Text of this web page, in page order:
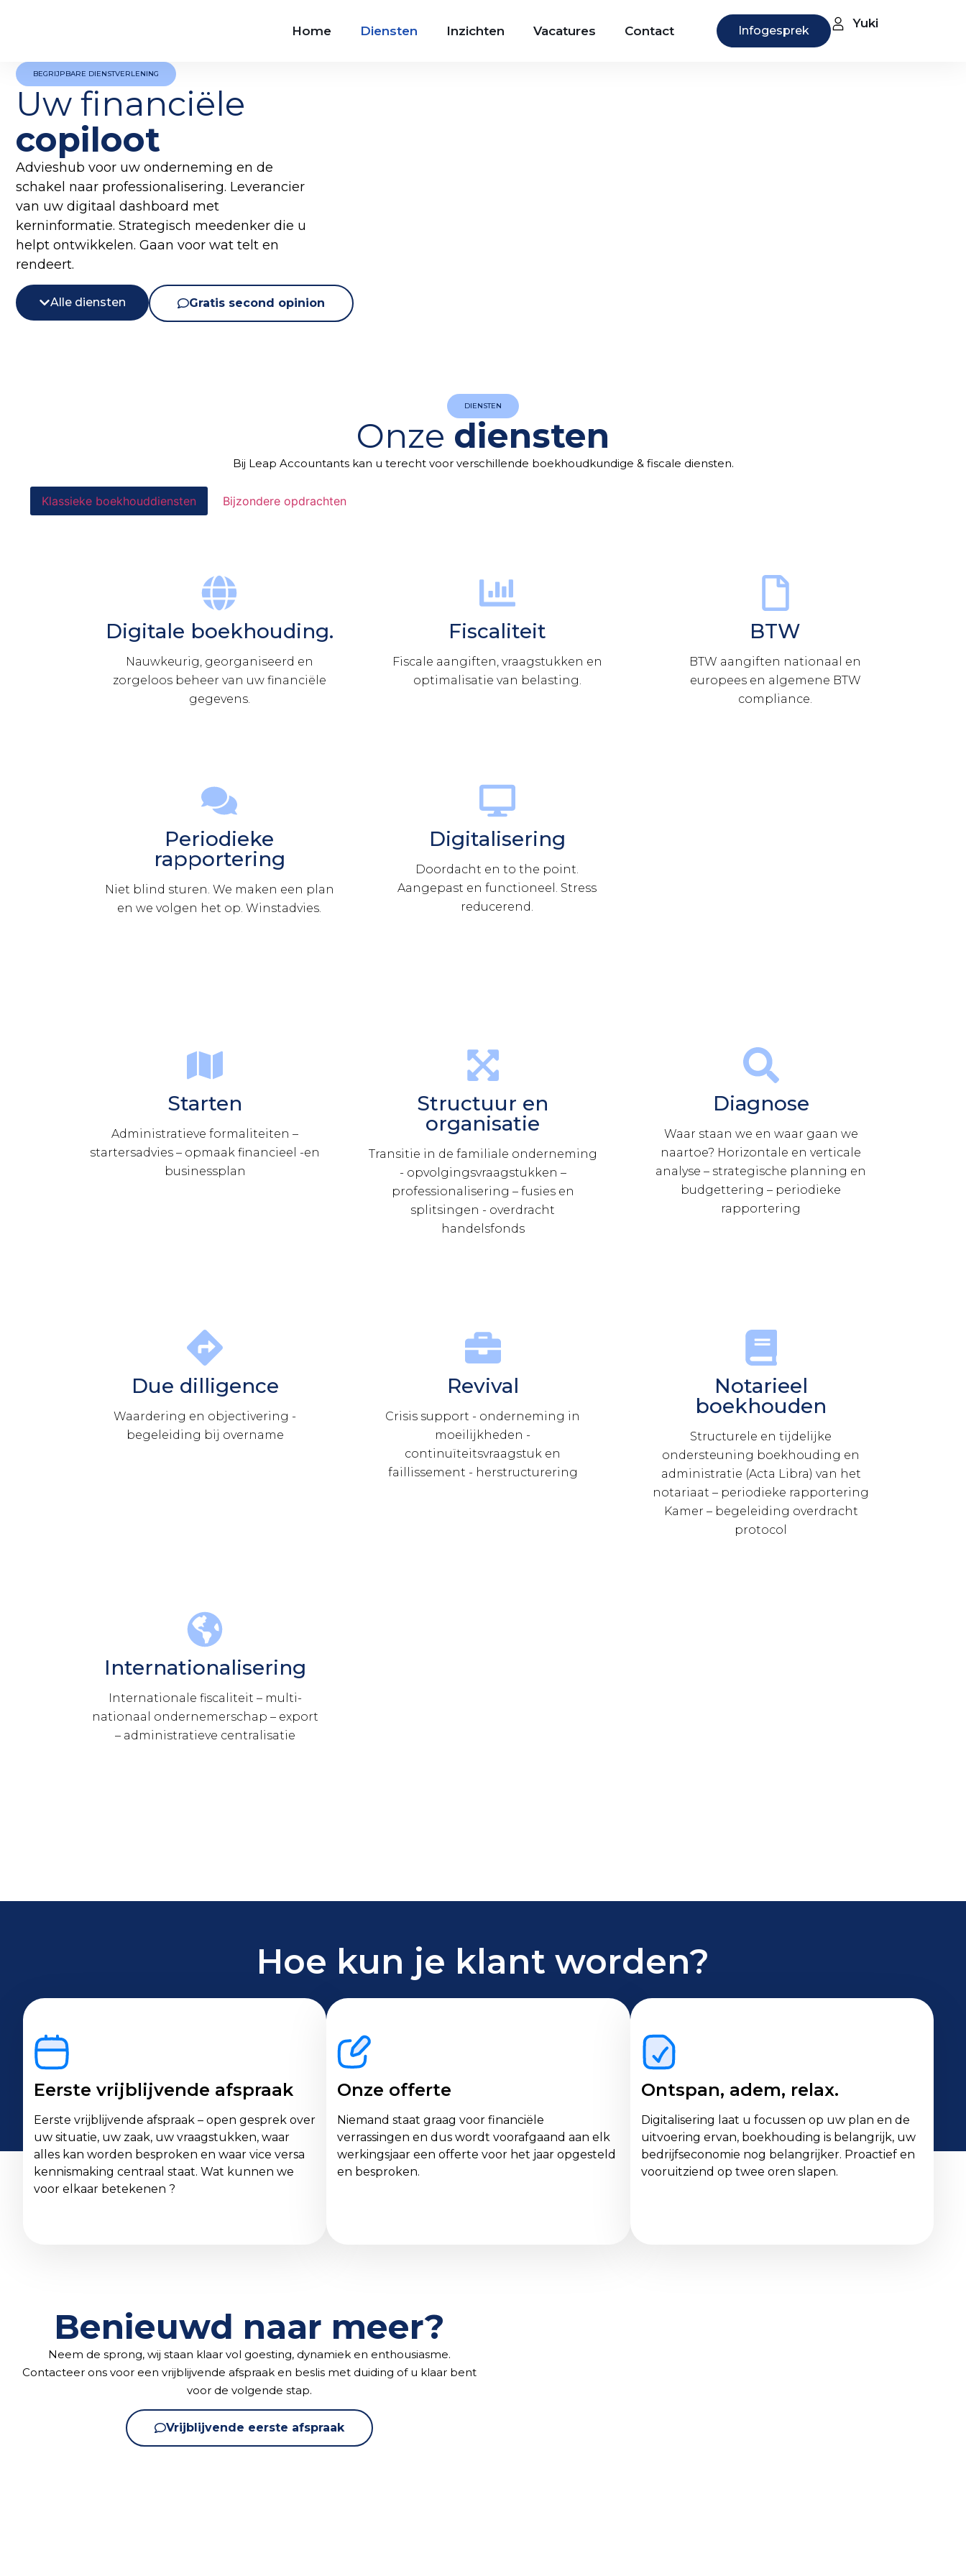
Home Diensten Inzichten Vacatures Contact Infogesprek
Yuki
BEGRIJPBARE DIENSTVERLENING
Uw financiële
copiloot
Advieshub voor uw onderneming en de
schakel naar professionalisering. Leverancier
van uw digitaal dashboard met
kerninformatie. Strategisch meedenker die u
helpt ontwikkelen. Gaan voor wat telt en
rendeert.
Alle diensten Gratis second opinion
DIENSTEN
Onze diensten
Bij Leap Accountants kan u terecht voor verschillende boekhoudkundige & fiscale diensten.
Klassieke boekhouddiensten Bijzondere opdrachten
Digitale boekhouding.
Nauwkeurig, georganiseerd en
zorgeloos beheer van uw financiële
gegevens.
Fiscaliteit
Fiscale aangiften, vraagstukken en
optimalisatie van belasting.
BTW
BTW aangiften nationaal en
europees en algemene BTW
compliance.
Periodieke
rapportering
Niet blind sturen. We maken een plan
en we volgen het op. Winstadvies.
Digitalisering
Doordacht en to the point.
Aangepast en functioneel. Stress
reducerend.
Starten
Administratieve formaliteiten –
startersadvies – opmaak financieel -en
businessplan
Structuur en
organisatie
Transitie in de familiale onderneming
- opvolgingsvraagstukken –
professionalisering – fusies en
splitsingen - overdracht
handelsfonds
Diagnose
Waar staan we en waar gaan we
naartoe? Horizontale en verticale
analyse – strategische planning en
budgettering – periodieke
rapportering
Due dilligence
Waardering en objectivering -
begeleiding bij overname
Revival
Crisis support - onderneming in
moeilijkheden -
continuïteitsvraagstuk en
faillissement - herstructurering
Notarieel
boekhouden
Structurele en tijdelijke
ondersteuning boekhouding en
administratie (Acta Libra) van het
notariaat – periodieke rapportering
Kamer – begeleiding overdracht
protocol
Internationalisering
Internationale fiscaliteit – multi-
nationaal ondernemerschap – export
– administratieve centralisatie
Hoe kun je klant worden?
Eerste vrijblijvende afspraak
Eerste vrijblijvende afspraak – open gesprek over
uw situatie, uw zaak, uw vraagstukken, waar
alles kan worden besproken en waar vice versa
kennismaking centraal staat. Wat kunnen we
voor elkaar betekenen ?
Onze offerte
Niemand staat graag voor financiële
verrassingen en dus wordt voorafgaand aan elk
werkingsjaar een offerte voor het jaar opgesteld
en besproken.
Ontspan, adem, relax.
Digitalisering laat u focussen op uw plan en de
uitvoering ervan, boekhouding is belangrijk, uw
bedrijfseconomie nog belangrijker. Proactief en
vooruitziend op twee oren slapen.
Benieuwd naar meer?
Neem de sprong, wij staan klaar vol goesting, dynamiek en enthousiasme.
Contacteer ons voor een vrijblijvende afspraak en beslis met duiding of u klaar bent
voor de volgende stap.
Vrijblijvende eerste afspraak